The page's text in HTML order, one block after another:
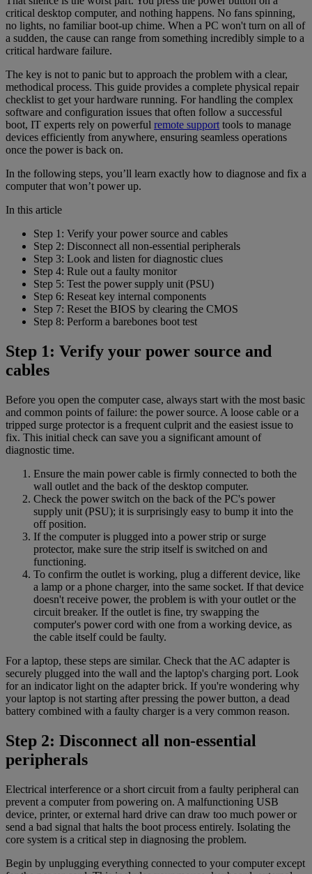
critical desktop computer, and nothing happens. No fans spinning,
no lights, no familiar boot-up chime. When a PC won't turn on all of
a sudden, the cause can range from something incredibly simple to a
critical hardware failure.
The key is not to panic but to approach the problem with a clear,
methodical process. This guide provides a complete physical repair
checklist to get your hardware running. For handling the complex
software and configuration issues that often follow a successful
boot, IT experts rely on powerful remote supporttools to manage
devices efficiently from anywhere, ensuring seamless operations
once the power is back on.
In the following steps, you’ll learn exactly how to diagnose and fix a
computer that won’t power up.
In this article
Step 1: Verify your power source and cables
Step 2: Disconnect all non-essential peripherals
Step 3: Look and listen for diagnostic clues
Step 4: Rule out a faulty monitor
Step 5: Test the power supply unit (PSU)
Step 6: Reseat key internal components
Step 7: Reset the BIOS by clearing the CMOS
Step 8: Perform a barebones boot test
Step 1: Verify your power source and
cables
Before you open the computer case, always start with the most basic
and common points of failure: the power source. A loose cable or a
tripped surge protector is a frequent culprit and the easiest issue to
fix. This initial check can save you a significant amount of
diagnostic time.
Ensure the main power cable is firmly connected to both the
wall outlet and the back of the desktop computer.
Check the power switch on the back of the PC's power
supply unit (PSU); it is surprisingly easy to bump it into the
off position.
If the computer is plugged into a power strip or surge
protector, make sure the strip itself is switched on and
functioning.
To confirm the outlet is working, plug a different device, like
a lamp or a phone charger, into the same socket. If that device
doesn't receive power, the problem is with your outlet or the
circuit breaker. If the outlet is fine, try swapping the
computer's power cord with one from a working device, as
the cable itself could be faulty.
For a laptop, these steps are similar. Check that the AC adapter is
securely plugged into the wall and the laptop's charging port. Look
for an indicator light on the adapter brick. If you're wondering why
your laptop is not starting after pressing the power button, a dead
battery combined with a faulty charger is a very common reason.
Step 2: Disconnect all non-essential
peripherals
Electrical interference or a short circuit from a faulty peripheral can
prevent a computer from powering on. A malfunctioning USB
device, printer, or external hard drive can draw too much power or
send a bad signal that halts the boot process entirely. Isolating the
core system is a critical step in diagnosing the problem.
Begin by unplugging everything connected to your computer except